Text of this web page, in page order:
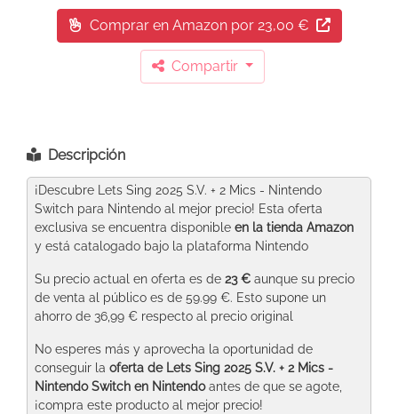
Comprar en Amazon por 23,00 €
Compartir
Descripción
¡Descubre Lets Sing 2025 S.V. + 2 Mics - Nintendo
Switch para Nintendo al mejor precio! Esta oferta
exclusiva se encuentra disponible en la tienda Amazon
y está catalogado bajo la plataforma Nintendo
Su precio actual en oferta es de 23 € aunque su precio
de venta al público es de 59.99 €. Esto supone un
ahorro de 36,99 € respecto al precio original
No esperes más y aprovecha la oportunidad de
conseguir la oferta de Lets Sing 2025 S.V. + 2 Mics -
Nintendo Switch en Nintendoantes de que se agote,
¡compra este producto al mejor precio!